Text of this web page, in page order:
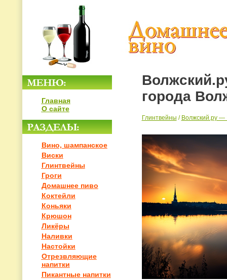
Главная
О сайте
Вино, шампанское
Виски
Глинтвейны
Гроги
Домашнее пиво
Коктейли
Коньяки
Крюшон
Ликёры
Наливки
Настойки
Отрезвляющие
напитки
Пикантные напитки
города
Глинтвейны / Волжский.ру —